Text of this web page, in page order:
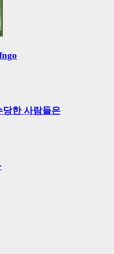
한 사람들은